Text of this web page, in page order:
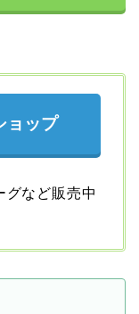
ョップ
グなど販売中